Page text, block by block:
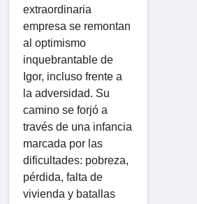
extraordinaria
empresa se remontan
al optimismo
inquebrantable de
Igor, incluso frente a
la adversidad. Su
camino se forjó a
través de una infancia
marcada por las
dificultades: pobreza,
pérdida, falta de
vivienda y batallas